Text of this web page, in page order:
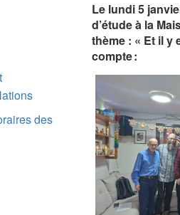
des
Le lundi 5
d’étude à la
thème : « Et il y
compte :